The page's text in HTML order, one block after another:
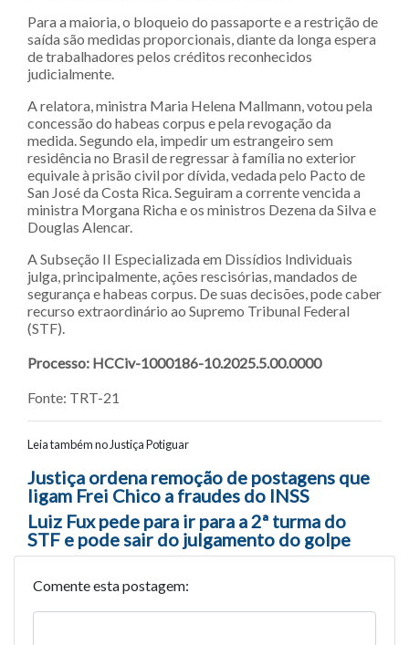
Para a maioria, o bloqueio do passaporte e a restrição de
saída são medidas proporcionais, diante da longa espera
de trabalhadores pelos créditos reconhecidos
judicialmente.
A relatora, ministra Maria Helena Mallmann, votou pela
concessão do habeas corpus e pela revogação da
medida. Segundo ela, impedir um estrangeiro sem
residência no Brasil de regressar à família no exterior
equivale à prisão civil por dívida, vedada pelo Pacto de
San José da Costa Rica. Seguiram a corrente vencida a
ministra Morgana Richa e os ministros Dezena da Silva e
Douglas Alencar.
A Subseção II Especializada em Dissídios Individuais
julga, principalmente, ações rescisórias, mandados de
segurança e habeas corpus. De suas decisões, pode caber
recurso extraordinário ao Supremo Tribunal Federal
(STF).
Processo: HCCiv-1000186-10.2025.5.00.0000
Fonte: TRT-21
Leia também no Justiça Potiguar
Navegação entre posts
Justiça ordena remoção de postagens que
ligam Frei Chico a fraudes do INSS
Luiz Fux pede para ir para a 2ª turma do
STF e pode sair do julgamento do golpe
Comente esta postagem: